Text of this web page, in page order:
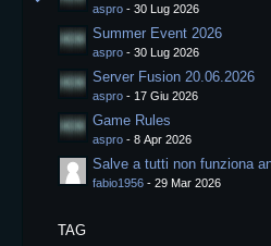
aspro -30 Lug 2026
Summer Event 2026
aspro -30 Lug 2026
Server Fusion 20.06.2026
aspro - 17 Giu 2026
Game Rules
aspro -8 Apr 2026
Salve a tutti non funziona
fabio1956 -29 Mar 2026
TAG